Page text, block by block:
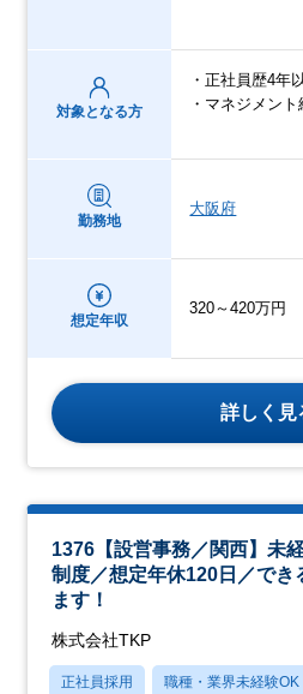
対象となる方
・正社員歴4年
・マネジメン
勤務地
大阪府
想定年収
320～420万円
詳しく見
1376【設営事務／関西】未
制度／想定年休120日／でき
ます！
株式会社TKP
正社員採用 職種・業界未経験OK